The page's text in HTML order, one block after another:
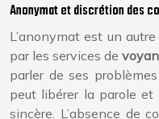
Anonymat et discrétion des
L’anonymat est un
par les services de
parler de ses
peut libérer la parole et
sincère. L’absence de